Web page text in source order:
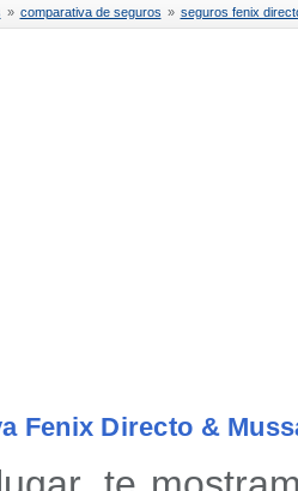
» comparativa de seguros » seguros fenix
Fenix Directo &